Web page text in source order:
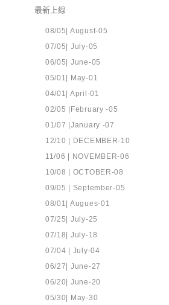
最新上線
08/05| August-05
07/05| July-05
06/05| June-05
05/01| May-01
04/01| April-01
02/05 |February -05
01/07 |January -07
12/10 | DECEMBER-10
11/06 | NOVEMBER-06
10/08 | OCTOBER-08
09/05 | September-05
08/01| Augues-01
07/25| July-25
07/18| July-18
07/04 | July-04
06/27| June-27
06/20| June-20
05/30| May-30